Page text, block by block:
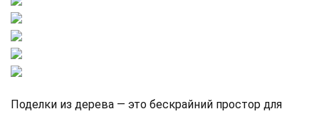
Поделки из дерева — это бескрайний простор для